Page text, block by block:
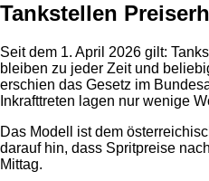
Tankstellen
Seit dem 1. April 2026 gilt:
bleiben zu jeder Zeit und
erschien das Gesetz im
Inkrafttreten lagen nur wenige
Das Modell ist dem
darauf hin, dass Spritpreise
Mittag.